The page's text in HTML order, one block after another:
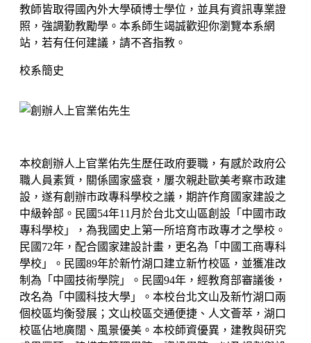
教師皆取得國內外大學碩博士學位，並具有資訊專業證
照，強調勤教勵學。本系師生竭誠歡迎你瀏覽本系網
站，若有任何建議，請不吝指教。
校系簡史
本校創辦人上官業佑先生歷任政府要職，有感於政府公
職人員素質，關係國家盛衰，屢次親赴歐美考察市政建
設，遂有創辦市政專科學校之議，期許作育國家建設之
中級幹部。民國54年11月於台北文山區創設「中國市政
專科學校」，為我國史上第一所培育市政專才之學校。
民國72年，配合國家建設計畫，更名為「中國工商專科
學校」。民國89年於新竹湖口建立新竹校區，並獲准改
制為「中國技術學院」。民國94年，經教育部審議後，
改名為「中國科技大學」。本校台北文山及新竹湖口兩
個校區均衡發展；文山校區交通便捷、人文薈萃，湖口
校區佔地廣闊、風景優美。本校師資優異，建教與研究